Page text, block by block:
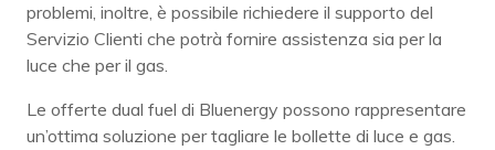
problemi, inoltre, è possibile richiedere il supporto del
Servizio Clienti che potrà fornire assistenza sia per la
luce che per il gas.
Le offerte dual fuel di Bluenergy possono rappresentare
un’ottima soluzione per tagliare le bollette di luce e gas.